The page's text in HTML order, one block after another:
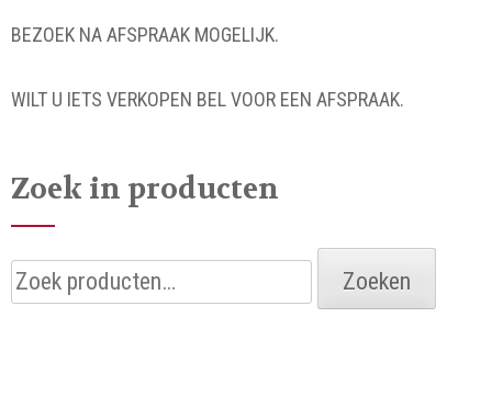
BEZOEK NA AFSPRAAK MOGELIJK.
WILT U IETS VERKOPEN BEL VOOR EEN AFSPRAAK.
Zoek in producten
Zoeken
naar:
Zoeken